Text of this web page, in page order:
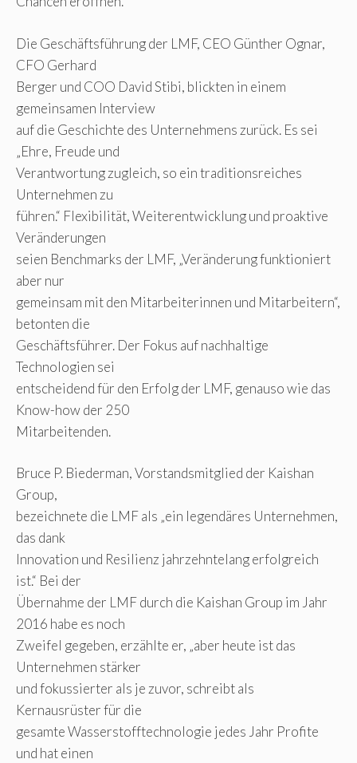
Die Geschäftsführung der LMF, CEO Günther Ognar,
CFO Gerhard
Berger und COO David Stibi, blickten in einem
gemeinsamen Interview
auf die Geschichte des Unternehmens zurück. Es sei
„Ehre, Freude und
Verantwortung zugleich, so ein traditionsreiches
Unternehmen zu
führen.“ Flexibilität, Weiterentwicklung und proaktive
Veränderungen
seien Benchmarks der LMF, „Veränderung funktioniert
aber nur
gemeinsam mit den Mitarbeiterinnen und Mitarbeitern“,
betonten die
Geschäftsführer. Der Fokus auf nachhaltige
Technologien sei
entscheidend für den Erfolg der LMF, genauso wie das
Know-how der 250
Mitarbeitenden.
Bruce P. Biederman, Vorstandsmitglied der Kaishan
Group,
bezeichnete die LMF als „ein legendäres Unternehmen,
das dank
Innovation und Resilienz jahrzehntelang erfolgreich
ist.“ Bei der
Übernahme der LMF durch die Kaishan Group im Jahr
2016 habe es noch
Zweifel gegeben, erzählte er, „aber heute ist das
Unternehmen stärker
und fokussierter als je zuvor, schreibt als
Kernausrüster für die
gesamte Wasserstofftechnologie jedes Jahr Profite
und hat einen